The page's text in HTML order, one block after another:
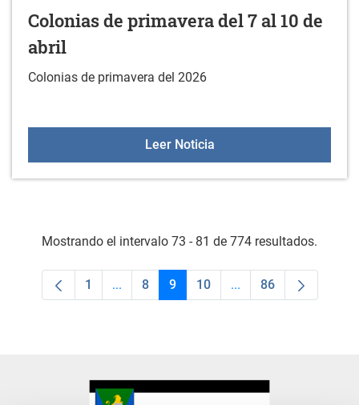
Colonias de primavera del 7 al 10 de
abril
Colonias de primavera del 2026
Leer NoticiaColonias de primavera
Mostrando el intervalo 73 - 81 de 774 resultados.
Página
1 ...Páginas intermedias Use TAB para
Página
8 Página
9 Página
10 ...Páginas intermedias
Página
86